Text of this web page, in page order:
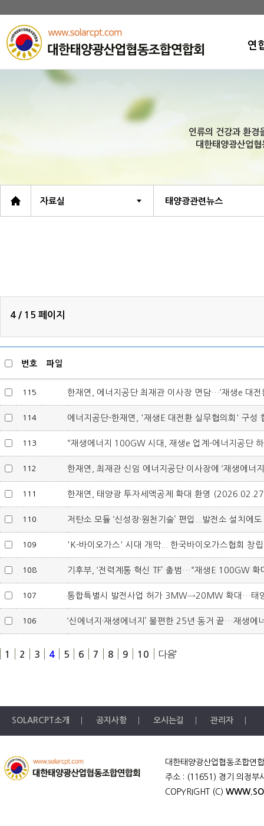
연
비
자료실 태양광관련뉴스
인류의 건강과 환경
대한태양광산업
4 / 15 페이지
물
목
록
번호 파일
115 한재연, 에너지공단 최재관 이사장 면담…‘재생e 대
114 에너지공단-한재연, '재생E 대전환 실무협의회' 구
113 “재생에너지 100GW 시대, 재생e 업계-에너지공단
112 한재연, 최재관 신임 에너지공단 이사장에 ‘재생에
111 한재연, 태양광 투자세액공제 확대 환영
110 저탄소 모듈 ‘신성장·원천기술’ 편입...발전소 설치
109 'K-바이오가스' 시대 개막... 한국바이오가스협회 창
108 기후부, ‘전력계통 혁신 TF’ 출범…“재생E 100GW
107 통합특별시 발전사업 허가 3MW→20MW 확대…태
106 ‘신에너지·재생에너지’ 불편한 25년 동거 끝…재생
1 2 3 4 5 6 7 8 9 10 다음
SOLARCPT소개 공지사항 오시는길 관리자
대한태양광산업협동조합
주소 : (11651) 경기 의정부
COPYRIGHT
(C)